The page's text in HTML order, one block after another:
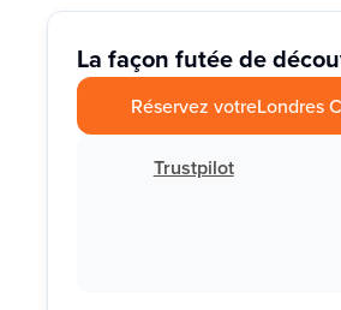
La façon futée de
Réservez votreLondres
Trustpilot